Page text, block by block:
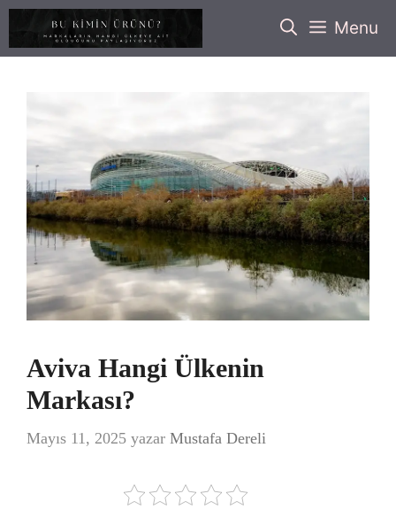
İçeriğe
Menu
Aviva Hangi Ülkenin
Markası?
Mayıs 11, 2025 yazar Mustafa Dereli